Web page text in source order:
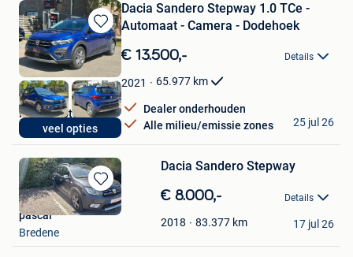
Bewaren
in
Mijn
Favorieten
veel opties
Dacia Sandero Stepway 1.0 TCe -
Automaat - Camera - Dodehoek
€ 13.500,- Details
2021 65.977 km
Dealer onderhouden
Alle milieu/emissie zones
R Line Motors
Wommelgem
25 jul 26
Bewaren
in
Dacia Sandero Stepway
€ 8.000,- Details
2018 83.377 km
pascal
Bredene
17 jul 26